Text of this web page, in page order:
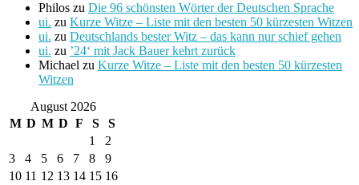
Philos zu Die 96 schönsten Wörter der Deutschen Sprache
ui. zu Kurze Witze – Liste mit den besten 50 kürzesten Witzen
ui. zu Deutschlands bester Witz – das kann nur schief gehen
ui. zu ’24‘ mit Jack Bauer kehrt zurück
Michael zu Kurze Witze – Liste mit den besten 50 kürzesten
Witzen
August 2026
M D M D F S
S
1
2
3
4 5 6 7 8
9
10 11 12 13 14 15 16